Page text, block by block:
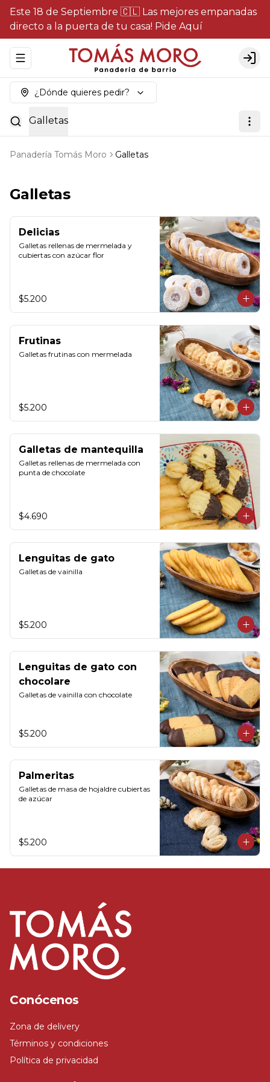
Este 18 de Septiembre 🇨🇱 Las mejores empanadas
directo a la puerta de tu casa! Pide Aquí
Abrir menu de navegación
¿Dónde quieres pedir?
Galletas
Panadería Tomás Moro Galletas
Galletas
Delicias
Galletas rellenas de mermelada y
cubiertas con azúcar flor
$5.200
Frutinas
Galletas frutinas con mermelada
$5.200
Galletas de mantequilla
Galletas rellenas de mermelada con
punta de chocolate
$4.690
Lenguitas de gato
Galletas de vainilla
$5.200
Lenguitas de gato con
chocolare
Galletas de vainilla con chocolate
$5.200
Palmeritas
Galletas de masa de hojaldre cubiertas
de azúcar
$5.200
Conócenos
Zona de delivery
Términos y condiciones
Política de privacidad